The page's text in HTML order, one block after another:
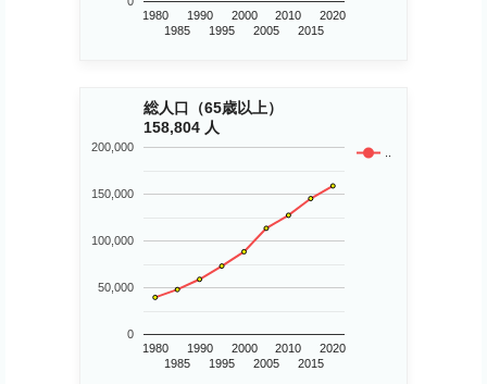
1980
1985
1990
1995
2000
2005
2010
2015
2020
総人口（65歳以上）
158,804 人
..
1980
1985
1990
1995
2000
2005
2010
2015
2020
0
50,000
100,000
150,000
200,000